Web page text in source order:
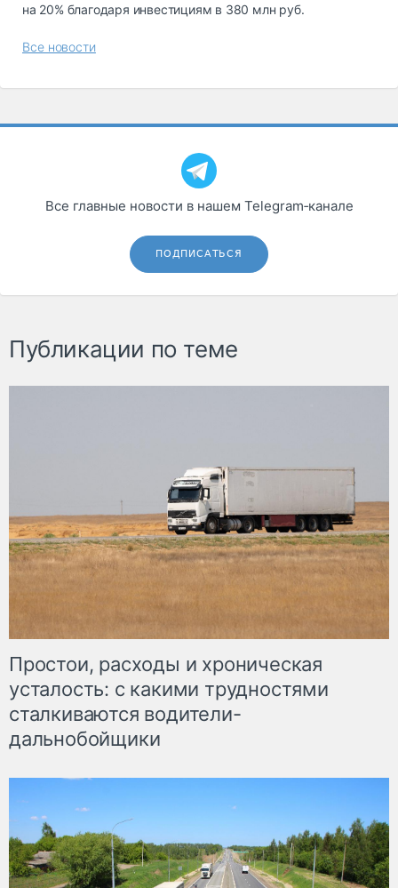
на 20% благодаря инвестициям в 380 млн руб.
Все новости
Все главные новости в нашем Telegram‑канале
ПОДПИСАТЬСЯ
Публикации по теме
Простои, расходы и хроническая
усталость: с какими трудностями
сталкиваются водители-
дальнобойщики